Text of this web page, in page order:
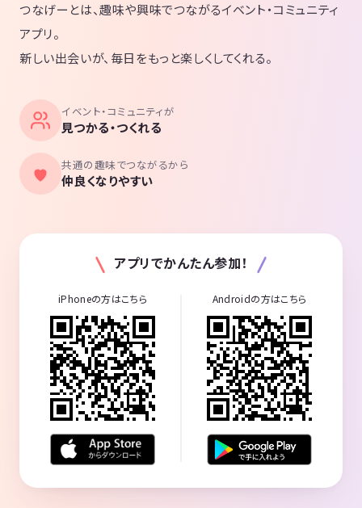
つなげーとは、趣味や興味でつながるイベント・コミュニティ
アプリ。
新しい出会いが、毎日をもっと楽しくしてくれる。
イベント・コミュニティが
見つかる・つくれる
共通の趣味でつながるから
仲良くなりやすい
アプリでかんたん参加！
iPhoneの方はこちら Androidの方はこちら